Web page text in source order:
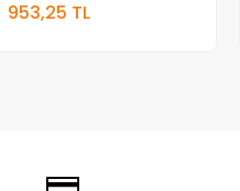
953,25 TL